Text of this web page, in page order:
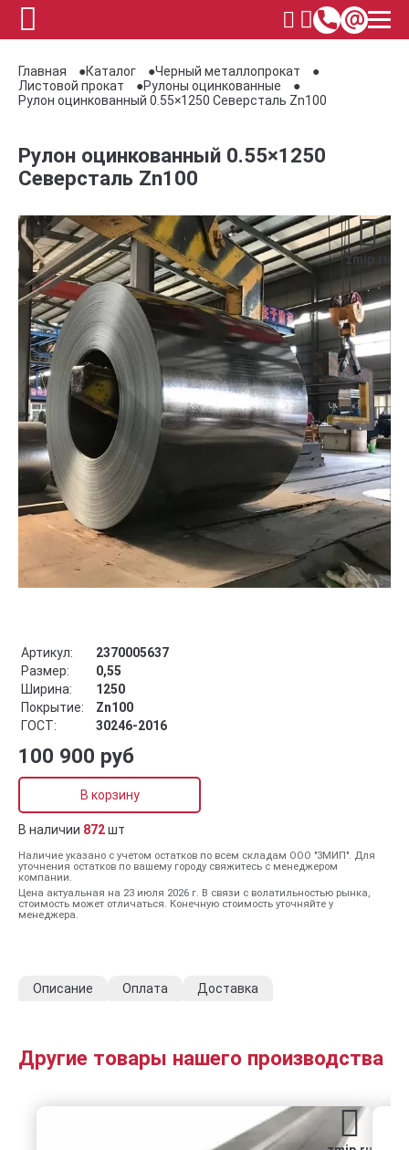
Главная Каталог
Черный металлопрокат
Листовой прокат
Рулоны оцинкованные
Рулон оцинкованный 0.55×1250 Северсталь Zn100
Рулон оцинкованный 0.55×1250
Северсталь Zn100
zmip.ru
Артикул:
2370005637
Размер:
0,55
Ширина:
1250
Покрытие:
Zn100
ГОСТ:
30246-2016
100 900 руб
В корзину
В наличии 872шт
Наличие указано с учетом остатков по всем складам ООО "ЗМИП". Для
уточнения остатков по вашему городу свяжитесь с менеджером
компании.
Цена актуальная на 23 июля 2026 г. В связи с волатильностью рынка,
стоимость может отличаться. Конечную стоимость уточняйте у
менеджера.
Описание Оплата Доставка
Другие товары нашего производства